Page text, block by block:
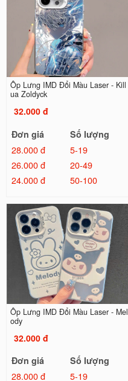
Ốp Lưng IMD Đổi Màu Laser - Kill
ua Zoldyck
32.000 đ
Đơn giá
Số lượng
28.000 đ
5-19
26.000 đ
20-49
24.000 đ
50-100
Ốp Lưng IMD Đổi Màu Laser - Mel
ody
32.000 đ
Đơn giá
Số lượng
28.000 đ
5-19